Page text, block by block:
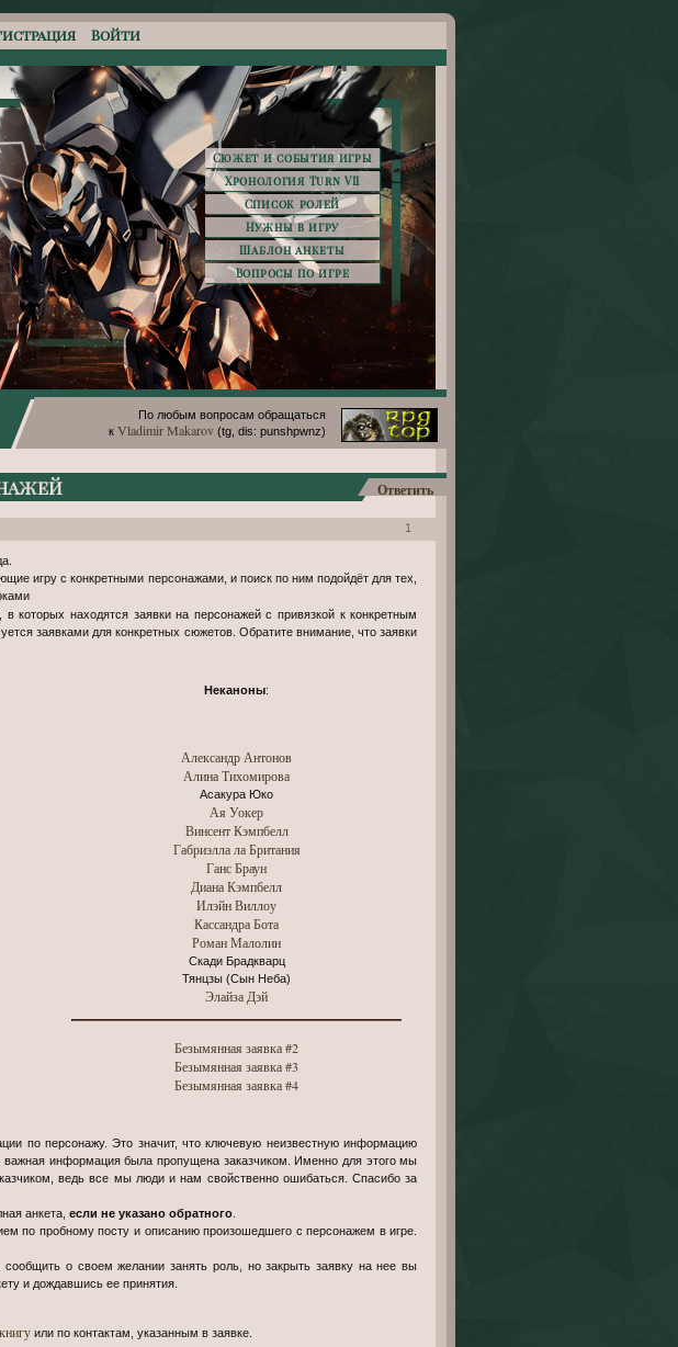
Сюжет и события игры
Хронология Turn VII
Список ролей
Нужны в игру
Шаблон анкеты
Вопросы по игре
По любым вопросам обращаться
к Vladimir Makarov (tg, dis: punshpwnz)
Войти
Ответить
1
игру с конкретными персонажами, и поиск по ним подойдёт для тех,
которых находятся заявки на персонажей с привязкой к конкретным
заявками для конкретных сюжетов. Обратите внимание, что заявки
Неканоны:
Александр Антонов
Алина Тихомирова
Асакура Юко
Ая Уокер
Винсент Кэмпбелл
Габриэлла ла Британия
Ганс Браун
Диана Кэмпбелл
Илэйн Виллоу
Кассандра Бота
Роман Малолин
Скади Брадкварц
Тянцзы (Сын Неба)
Элайза Дэй
Безымянная заявка #2
Безымянная заявка #3
Безымянная заявка #4
по персонажу. Это значит, что ключевую неизвестную информацию
информация была пропущена заказчиком. Именно для этого мы
ведь все мы люди и нам свойственно ошибаться. Спасибо за
анкета, если не указано обратного.
по пробному посту и описанию произошедшего с персонажем в игре.
о своем желании занять роль, но закрыть заявку на нее вы
и дождавшись ее принятия.
или по контактам, указанным в заявке.